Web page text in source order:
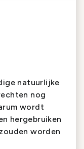
natuurlijke
nog
wordt
hergebruiken
worden